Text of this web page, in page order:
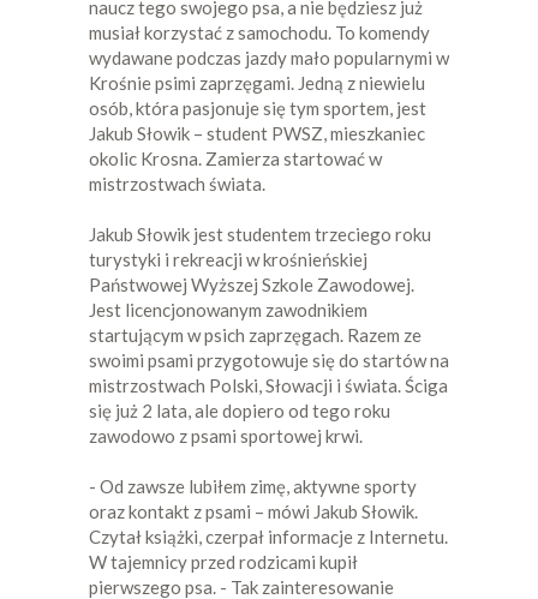
naucz tego swojego psa, a nie będziesz już
musiał korzystać z samochodu. To komendy
wydawane podczas jazdy mało popularnymi w
Krośnie psimi zaprzęgami. Jedną z niewielu
osób, która pasjonuje się tym sportem, jest
Jakub Słowik – student PWSZ, mieszkaniec
okolic Krosna. Zamierza startować w
mistrzostwach świata.
Jakub Słowik jest studentem trzeciego roku
turystyki i rekreacji w krośnieńskiej
Państwowej Wyższej Szkole Zawodowej.
Jest licencjonowanym zawodnikiem
startującym w psich zaprzęgach. Razem ze
swoimi psami przygotowuje się do startów na
mistrzostwach Polski, Słowacji i świata. Ściga
się już 2 lata, ale dopiero od tego roku
zawodowo z psami sportowej krwi.
- Od zawsze lubiłem zimę, aktywne sporty
oraz kontakt z psami – mówi Jakub Słowik.
Czytał książki, czerpał informacje z Internetu.
W tajemnicy przed rodzicami kupił
pierwszego psa. - Tak zainteresowanie